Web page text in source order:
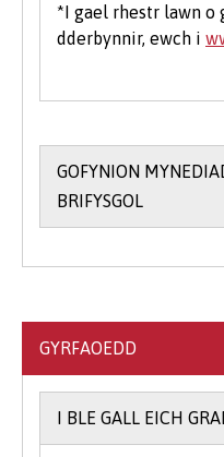
*I gael rhestr lawn o
dderbynnir, ewch i
GOFYNION
BRIFYSGOL
Rydym yn rhoi
ein gofynion
cyrsiau gradd,
gymwysterau Lefel
unigol am ragor o
a dderbynnir).
GYRFAOEDD
I BLE GALL EICH